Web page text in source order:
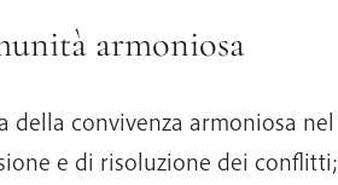
armoniosa
convivenza armoniosa nel
e di risoluzione dei conflitti;